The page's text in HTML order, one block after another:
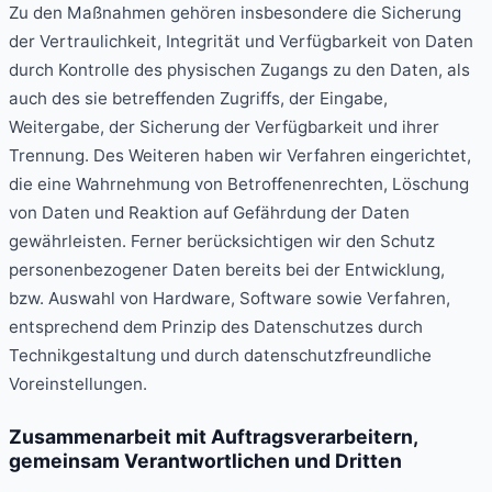
Zu den Maßnahmen gehören insbesondere die Sicherung
der Vertraulichkeit, Integrität und Verfügbarkeit von Daten
durch Kontrolle des physischen Zugangs zu den Daten, als
auch des sie betreffenden Zugriffs, der Eingabe,
Weitergabe, der Sicherung der Verfügbarkeit und ihrer
Trennung. Des Weiteren haben wir Verfahren eingerichtet,
die eine Wahrnehmung von Betroffenenrechten, Löschung
von Daten und Reaktion auf Gefährdung der Daten
gewährleisten. Ferner berücksichtigen wir den Schutz
personenbezogener Daten bereits bei der Entwicklung,
bzw. Auswahl von Hardware, Software sowie Verfahren,
entsprechend dem Prinzip des Datenschutzes durch
Technikgestaltung und durch datenschutzfreundliche
Voreinstellungen.
Zusammenarbeit mit Auftragsverarbeitern,
gemeinsam Verantwortlichen und Dritten